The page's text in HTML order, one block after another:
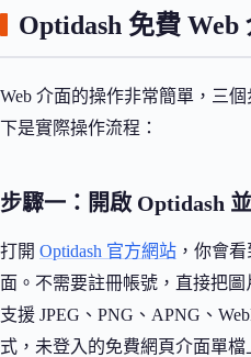
Optidash 免費 Web
Web 介面的操作非常簡單，三
下是實際操作流程：
步驟一：開啟 Optidash
打開 Optidash 官方網站 ，你會
面。不需要註冊帳號，直接把圖
支援 JPEG、PNG、APNG、
式，未登入的免費網頁介面單